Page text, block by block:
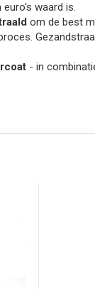
euro's waard is.
om de best
- in